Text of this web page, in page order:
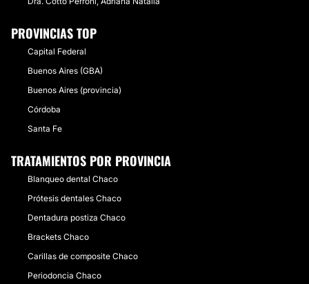
PROVINCIAS TOP
Capital Federal
Buenos Aires (GBA)
Buenos Aires (provincia)
Córdoba
Santa Fe
TRATAMIENTOS POR PROVINCIA
Blanqueo dental Chaco
Prótesis dentales Chaco
Dentadura postiza Chaco
Brackets Chaco
Carillas de composite Chaco
Periodoncia Chaco